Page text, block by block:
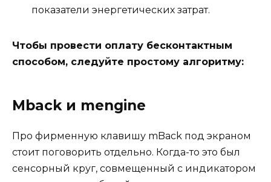
показатели энергетических затрат.
Чтобы провести оплату бесконтактным
способом, следуйте простому алгоритму:
Mback и mengine
Про фирменную клавишу mBack под экраном
стоит поговорить отдельно. Когда-то это был
сенсорный круг, совмещенный с индикатором